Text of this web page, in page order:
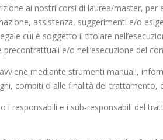
ai nostri corsi di laurea/master,
assistenza, suggerimenti e/o
cui è soggetto il titolare
precontrattuali e/o nell’esecuzione del
mediante strumenti manuali,
compiti o alle finalità del trattamento,
i responsabili e i sub-responsabili del